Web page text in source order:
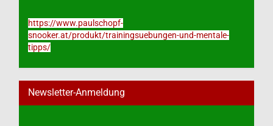
https://www.paulschopf-
snooker.at/produkt/trainingsuebungen-und-mentale-
tipps/
Newsletter-Anmeldung